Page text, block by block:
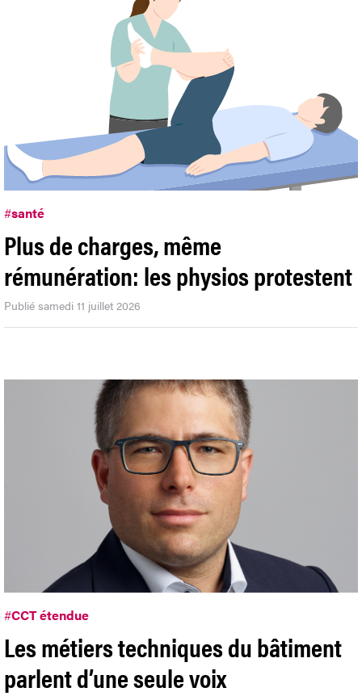
#santé
Plus de charges, même
rémunération: les physios protestent
Publié samedi 11 juillet 2026
#CCT étendue
Les métiers techniques du bâtiment
parlent d’une seule voix